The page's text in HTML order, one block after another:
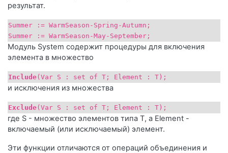
результат.
Summer := WarmSeason-Spring-Autumn;
Summer := WarmSeason-May-September;
Модуль System содержит процедуры для включения
элемента в множество
Include(Var S : set of T; Element : T);
и исключения из множества
Exclude(Var S : set of T; Element : T);
где S - множество элементов типа Т, а Element -
включаемый (или исключаемый) элемент.
Эти функции отличаются от операций объединения и